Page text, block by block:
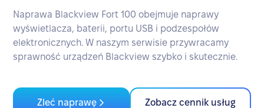
Naprawa Blackview Fort 100 obejmuje naprawy
wyświetlacza, baterii, portu USB i podzespołów
elektronicznych. W naszym serwisie przywracamy
sprawność urządzeń Blackview szybko i skutecznie.
Zleć naprawę Zobacz cennik usług